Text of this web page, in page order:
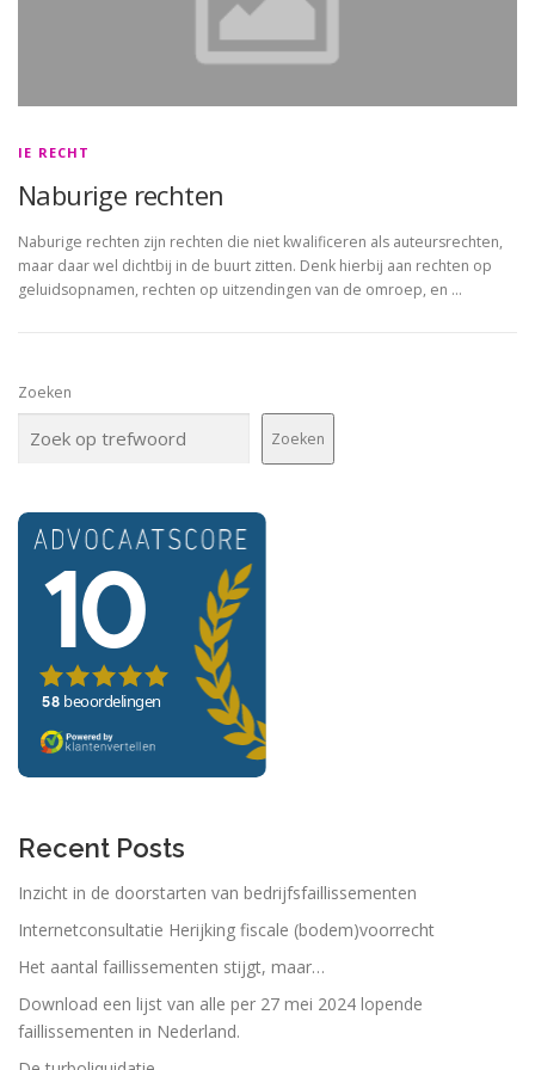
IE RECHT
Naburige rechten
Naburige rechten zijn rechten die niet kwalificeren als auteursrechten,
maar daar wel dichtbij in de buurt zitten. Denk hierbij aan rechten op
geluidsopnamen, rechten op uitzendingen van de omroep, en …
Zoeken
Zoeken
Recent Posts
Inzicht in de doorstarten van bedrijfsfaillissementen
Internetconsultatie Herijking fiscale (bodem)voorrecht
Het aantal faillissementen stijgt, maar…
Download een lijst van alle per 27 mei 2024 lopende
faillissementen in Nederland.